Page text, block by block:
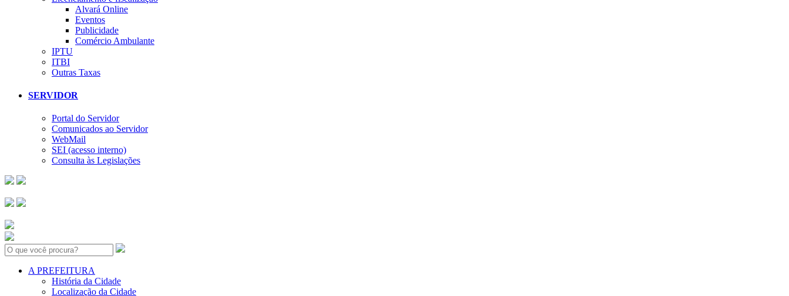
Alvará Online
Eventos
Publicidade
Comércio Ambulante
IPTU
ITBI
Outras Taxas
SERVIDOR
Portal do Servidor
Comunicados ao Servidor
WebMail
SEI (acesso interno)
Consulta às Legislações
Search:
A PREFEITURA
História da Cidade
Localização da Cidade